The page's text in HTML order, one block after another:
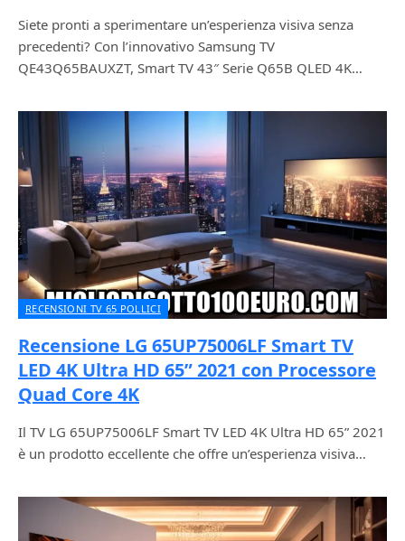
Siete pronti a sperimentare un’esperienza visiva senza
precedenti? Con l’innovativo Samsung TV
QE43Q65BAUXZT, Smart TV 43″ Serie Q65B QLED 4K…
RECENSIONI TV 65 POLLICI
Recensione LG 65UP75006LF Smart TV
LED 4K Ultra HD 65” 2021 con Processore
Quad Core 4K
Il TV LG 65UP75006LF Smart TV LED 4K Ultra HD 65” 2021
è un prodotto eccellente che offre un’esperienza visiva…